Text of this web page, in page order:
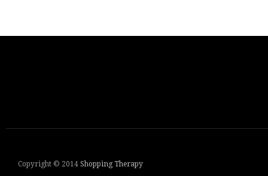
Copyright © 2014 Shopping Therapy